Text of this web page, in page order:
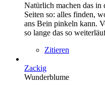
Natürlich machen das in
Seiten so: alles finden,
ans Bein pinkeln kann.
so lange das so
Zitieren
Zackig
Wunderblume